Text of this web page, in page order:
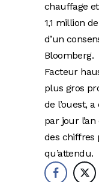
chauffage
1,1 million
d’un
Bloomberg.
Facteur
plus gros
de l’ouest,
par jour
des chiffres
qu’attendu.